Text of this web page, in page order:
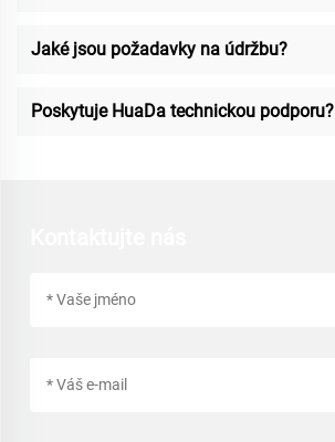
Jaké jsou požadavky na údržbu?
Poskytuje HuaDa technickou podporu?